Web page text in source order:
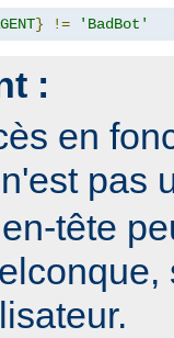
} != 'BadBot'
:
en
n'est pas
tête